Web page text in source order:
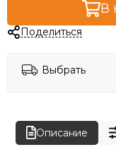
В
Поделиться
Выбрать
Описание